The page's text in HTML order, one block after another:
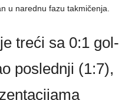
u narednu fazu takmičenja.
treći sa 0:1 gol-
poslednji (1:7),